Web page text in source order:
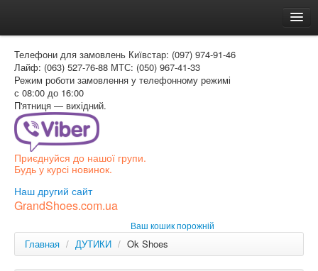
Доставка и оплата
Как заказать
Контакти
Таблиця розмірів
Вхід для покупця
РОС
Телефони для замовлень Київстар: (097) 974-91-46
Лайф: (063) 527-76-88 МТС: (050) 967-41-33
Режим роботи замовлення у телефонному режимі
с 08:00 до 16:00
П'ятниця — вихідний.
Приєднуйся до нашої групи.
Будь у курсі новинок.
Наш другий сайт
GrandShoes.com.ua
Ваш кошик порожній
Главная / ДУТИКИ / Ok Shoes